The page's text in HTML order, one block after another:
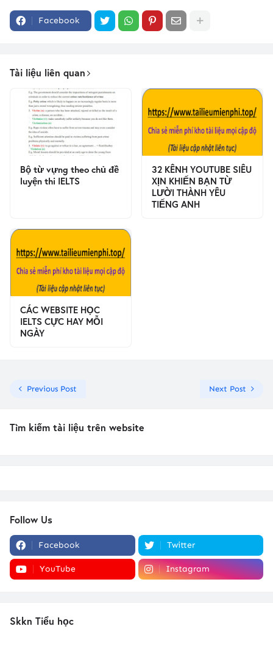
Facebook
Tài liệu liên quan
Bộ từ vựng theo chủ đề
luyện thi IELTS
32 KÊNH YOUTUBE SIÊU
XỊN KHIẾN BẠN TỪ
LƯỜI THÀNH YÊU
TIẾNG ANH
CÁC WEBSITE HỌC
IELTS CỰC HAY MỖI
NGÀY
Previous Post Next Post
Tìm kiếm tài liệu trên website
Follow Us
Facebook Twitter
YouTube Instagram
Skkn Tiểu học